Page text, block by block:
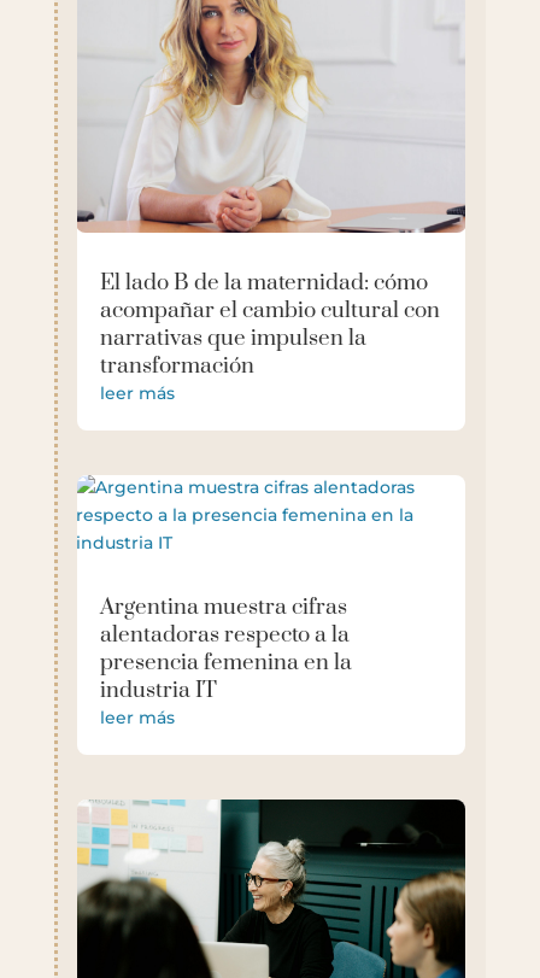
El lado B de la maternidad: cómo
acompañar el cambio cultural con
narrativas que impulsen la
transformación
leer más
Argentina muestra cifras
alentadoras respecto a la
presencia femenina en la
industria IT
leer más